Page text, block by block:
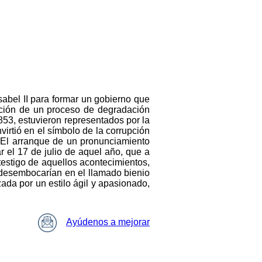
II para formar un gobierno que
de un proceso de degradación
estuvieron representados por la
en el símbolo de la corrupción
arranque de un pronunciamiento
el 17 de julio de aquel año, que a
de aquellos acontecimientos,
en el llamado bienio
por un estilo ágil y apasionado,
Ayúdenos a mejorar